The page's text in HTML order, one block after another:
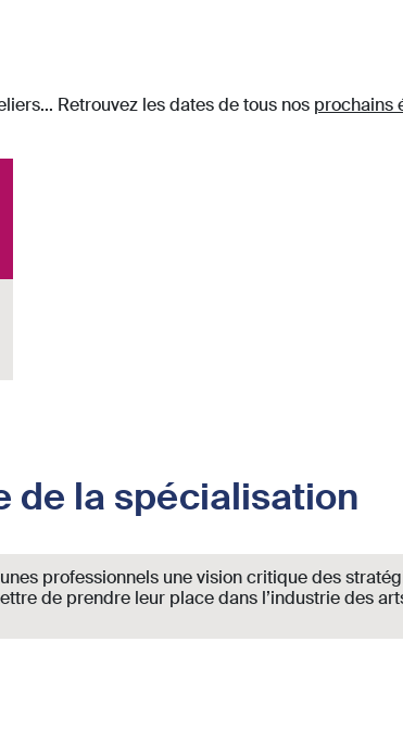
Retrouvez les dates de tous nos prochains
de la spécialisation
professionnels une vision critique des
de prendre leur place dans l’industrie des